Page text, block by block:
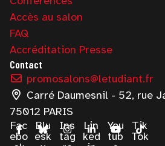
Accès au salon
FAQ
Accréditation Presse
Contact
promosalons@letudiant.fr
Carré Daumesnil - 52, rue
75012 PARIS
Fac
ebo
Blu
esk
Ins
tag
Lin
ked
You
tub
Tik
Tok